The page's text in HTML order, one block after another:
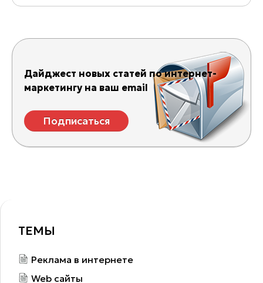
Дайджест новых статей по интернет-
маркетингу на ваш email
Подписаться
ТЕМЫ
Реклама в интернете
Web сайты